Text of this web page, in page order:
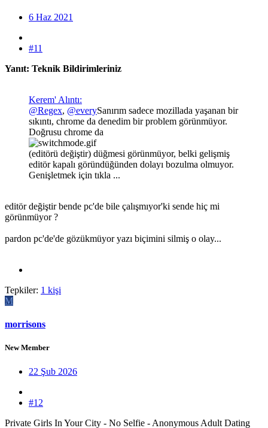
6 Haz 2021
#11
Yanıt: Teknik Bildirimleriniz
Kerem' Alıntı:
@Regex, @everySanırım sadece mozillada yaşanan bir
sıkıntı, chrome da denedim bir problem görünmüyor.
Doğrusu chrome da
(editörü değiştir) düğmesi görünmüyor, belki gelişmiş
editör kapalı göründüğünden dolayı bozulma olmuyor.
Genişletmek için tıkla ...
editör değiştir bende pc'de bile çalışmıyor'ki sende hiç mi
görünmüyor ?
pardon pc'de'de gözükmüyor yazı biçimini silmiş o olay...
Tepkiler: 1 kişi
M
morrisons
New Member
22 Şub 2026
#12
Private Girls In Your City - No Selfie - Anonymous Adult Dating